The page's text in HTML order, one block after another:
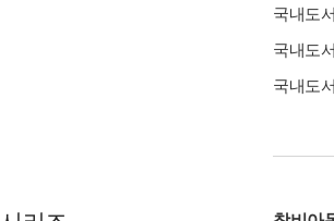
국내도
국내도
국내도